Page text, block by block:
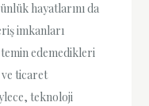
hayatlarını da
imkanları
temin edemedikleri
ticaret
teknoloji